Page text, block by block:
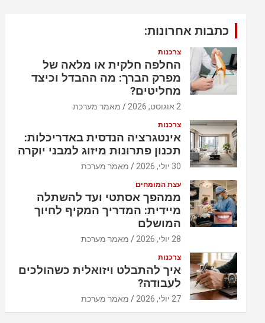
כתבות אחרונות:
צרכנות
החלפה חלקית או מלאה של
מפרק הברך: מה ההבדל וכיצד
מחליטים?
2 אוגוסט, 2026 מאמר מערכת
צרכנות
אינטגרציה הנדסית באדריכלות:
תכנון פתרונות מיזוג למבני יוקרה
30 יולי, 2026 מאמר מערכת
עצת המומחים
ממהפך אסתטי ועד להשתלה
מיידית: המדריך המקיף לחיוך
המושלם
28 יולי, 2026 מאמר מערכת
צרכנות
איך להתבלט ויזואלית כשהולכים
לעבודה?
27 יולי, 2026 מאמר מערכת